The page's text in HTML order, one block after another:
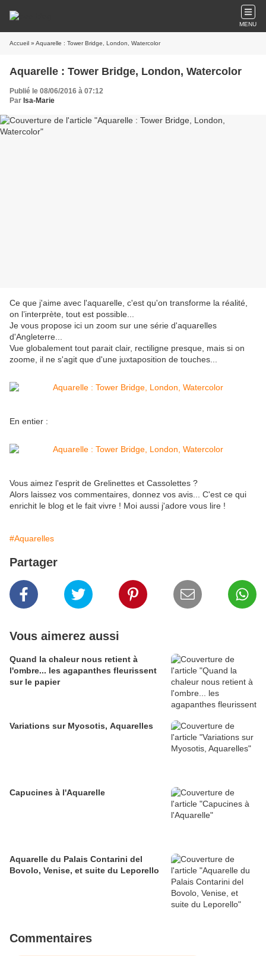
MENU
Accueil » Aquarelle : Tower Bridge, London, Watercolor
Aquarelle : Tower Bridge, London, Watercolor
Publié le 08/06/2016 à 07:12
Par Isa-Marie
Ce que j'aime avec l'aquarelle, c'est qu'on transforme la réalité,
on l’interprète, tout est possible...
Je vous propose ici un zoom sur une série d'aquarelles
d'Angleterre...
Vue globalement tout parait clair, rectiligne presque, mais si on
zoome, il ne s'agit que d'une juxtaposition de touches...
En entier :
Vous aimez l'esprit de Grelinettes et Cassolettes ?
Alors laissez vos commentaires, donnez vos avis... C'est ce qui
enrichit le blog et le fait vivre ! Moi aussi j'adore vous lire !
#Aquarelles
Partager
Vous aimerez aussi
Quand la chaleur nous retient à
l'ombre... les agapanthes fleurissent
sur le papier
Variations sur Myosotis, Aquarelles
Capucines à l'Aquarelle
Aquarelle du Palais Contarini del
Bovolo, Venise, et suite du Leporello
Commentaires